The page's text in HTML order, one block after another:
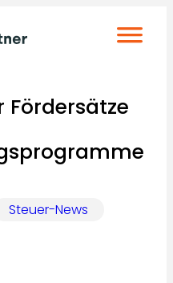
Fördersätze
Steuer-News